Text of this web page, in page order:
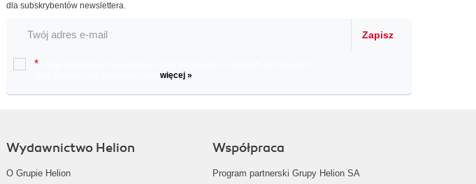
dla subskrybentów newslettera.
Zapisz
*
więcej »
Wydawnictwo Helion
O Grupie Helion
Współpraca
Program partnerski Grupy Helion SA